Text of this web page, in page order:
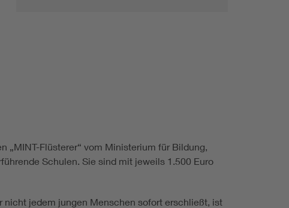
„MINT-Flüsterer“ vom Ministerium für Bildung,
Schulen. Sie sind mit jeweils 1.500 Euro
nicht jedem jungen Menschen sofort erschließt, ist